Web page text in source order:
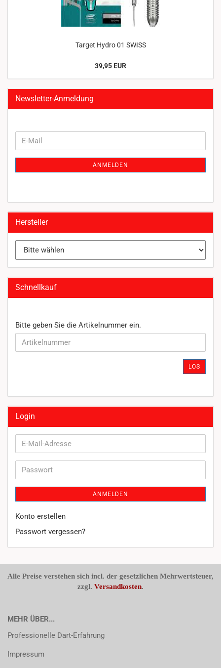
Target Hydro 01 SWISS
39,95 EUR
Newsletter-Anmeldung
WEITER
ZUR
NEWSLETTER-
E-
Mail
ANMELDEN
Hersteller
Schnellkauf
BITTE
GEBEN
SIE
Bitte geben Sie die Artikelnummer ein.
LOS
Login
E-
Mail-
Passwort
ANMELDEN
Konto erstellen
Passwort vergessen?
Alle Preise verstehen sich incl. der gesetzlichen Mehrwertsteuer,
zzgl. Versandkosten.
MEHR ÜBER...
Professionelle Dart-Erfahrung
Impressum